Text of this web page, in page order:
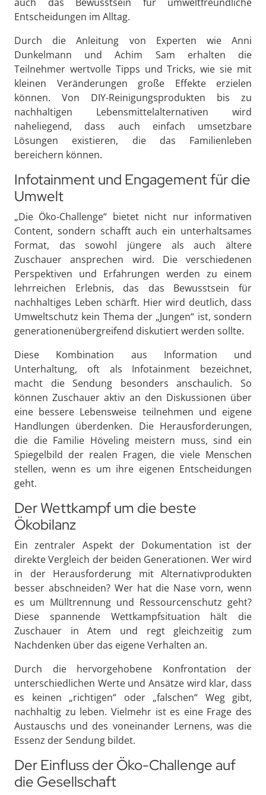
Entscheidungen im Alltag.
Durch die Anleitung von Experten wie Anni
Dunkelmann und Achim Sam erhalten die
Teilnehmer wertvolle Tipps und Tricks, wie sie mit
kleinen Veränderungen große Effekte erzielen
können. Von DIY-Reinigungsprodukten bis zu
nachhaltigen Lebensmittelalternativen wird
naheliegend, dass auch einfach umsetzbare
Lösungen existieren, die das Familienleben
bereichern können.
Infotainment und Engagement für die
Umwelt
„Die Öko-Challenge“ bietet nicht nur informativen
Content, sondern schafft auch ein unterhaltsames
Format, das sowohl jüngere als auch ältere
Zuschauer ansprechen wird. Die verschiedenen
Perspektiven und Erfahrungen werden zu einem
lehrreichen Erlebnis, das das Bewusstsein für
nachhaltiges Leben schärft. Hier wird deutlich, dass
Umweltschutz kein Thema der „Jungen“ ist, sondern
generationenübergreifend diskutiert werden sollte.
Diese Kombination aus Information und
Unterhaltung, oft als Infotainment bezeichnet,
macht die Sendung besonders anschaulich. So
können Zuschauer aktiv an den Diskussionen über
eine bessere Lebensweise teilnehmen und eigene
Handlungen überdenken. Die Herausforderungen,
die die Familie Höveling meistern muss, sind ein
Spiegelbild der realen Fragen, die viele Menschen
stellen, wenn es um ihre eigenen Entscheidungen
geht.
Der Wettkampf um die beste
Ökobilanz
Ein zentraler Aspekt der Dokumentation ist der
direkte Vergleich der beiden Generationen. Wer wird
in der Herausforderung mit Alternativprodukten
besser abschneiden? Wer hat die Nase vorn, wenn
es um Mülltrennung und Ressourcenschutz geht?
Diese spannende Wettkampfsituation hält die
Zuschauer in Atem und regt gleichzeitig zum
Nachdenken über das eigene Verhalten an.
Durch die hervorgehobene Konfrontation der
unterschiedlichen Werte und Ansätze wird klar, dass
es keinen „richtigen“ oder „falschen“ Weg gibt,
nachhaltig zu leben. Vielmehr ist es eine Frage des
Austauschs und des voneinander Lernens, was die
Essenz der Sendung bildet.
Der Einfluss der Öko-Challenge auf
die Gesellschaft